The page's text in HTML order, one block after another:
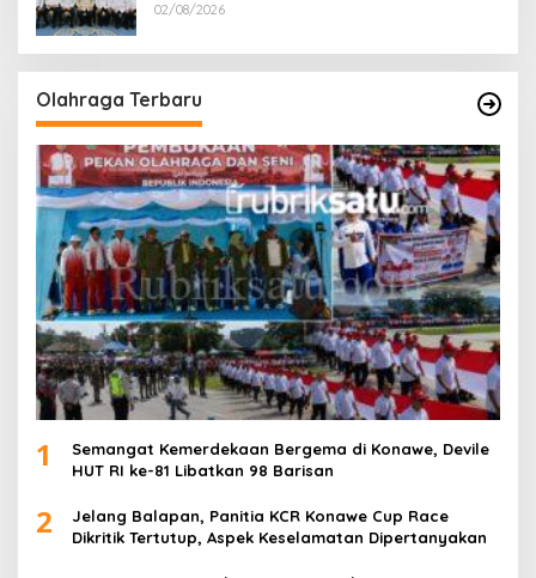
02/08/2026
Olahraga Terbaru
1
Semangat Kemerdekaan Bergema di Konawe, Devile
HUT RI ke-81 Libatkan 98 Barisan
2
Jelang Balapan, Panitia KCR Konawe Cup Race
Dikritik Tertutup, Aspek Keselamatan Dipertanyakan